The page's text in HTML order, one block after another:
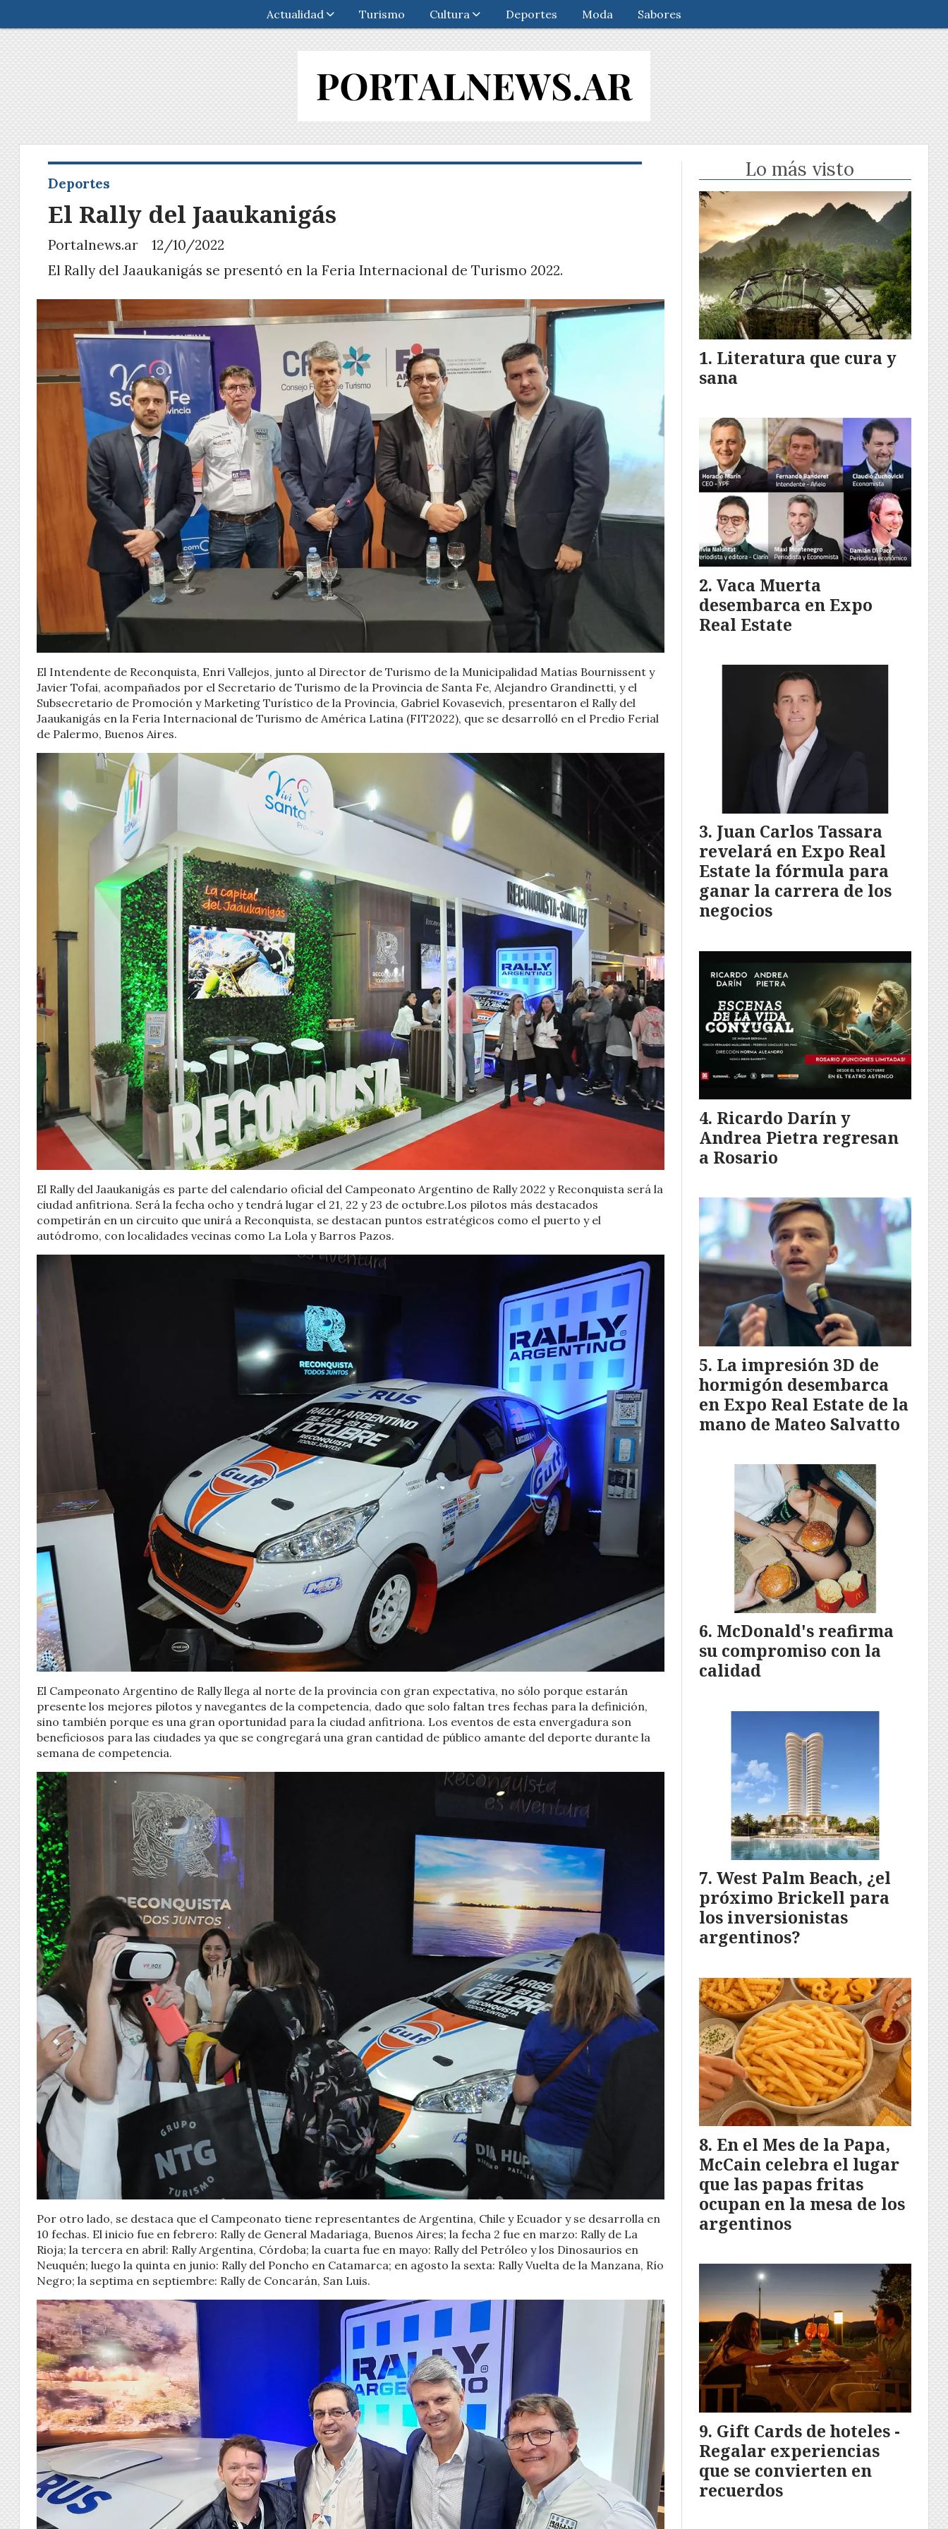
Actualidad Turismo Cultura Deportes Moda Sabores
El Rally del Jaaukanigás
El Rally del Jaaukanigás se presentó en la Feria Internacional de Turismo 2022.
Deportes
12/10/2022
Portalnews.ar
El Intendente de Reconquista, Enri Vallejos, junto al Director de Turismo de la Municipalidad Matías Bournissent y
Javier Tofai, acompañados por el Secretario de Turismo de la Provincia de Santa Fe, Alejandro Grandinetti, y el
Subsecretario de Promoción y Marketing Turístico de la Provincia, Gabriel Kovasevich, presentaron el Rally del
Jaaukanigás en la Feria Internacional de Turismo de América Latina (FIT2022), que se desarrolló en el Predio Ferial
de Palermo, Buenos Aires.
El Rally del Jaaukanigás es parte del calendario oficial del Campeonato Argentino de Rally 2022 y Reconquista será la
ciudad anfitriona. Será la fecha ocho y tendrá lugar el 21, 22 y 23 de octubre.Los pilotos más destacados
competirán en un circuito que unirá a Reconquista, se destacan puntos estratégicos como el puerto y el
autódromo, con localidades vecinas como La Lola y Barros Pazos.
El Campeonato Argentino de Rally llega al norte de la provincia con gran expectativa, no sólo porque estarán
presente los mejores pilotos y navegantes de la competencia, dado que solo faltan tres fechas para la definición,
sino también porque es una gran oportunidad para la ciudad anfitriona. Los eventos de esta envergadura son
beneficiosos para las ciudades ya que se congregará una gran cantidad de público amante del deporte durante la
semana de competencia.
Por otro lado, se destaca que el Campeonato tiene representantes de Argentina, Chile y Ecuador y se desarrolla en
10 fechas. El inicio fue en febrero: Rally de General Madariaga, Buenos Aires; la fecha 2 fue en marzo: Rally de La
Rioja; la tercera en abril: Rally Argentina, Córdoba; la cuarta fue en mayo: Rally del Petróleo y los Dinosaurios en
Neuquén; luego la quinta en junio: Rally del Poncho en Catamarca; en agosto la sexta: Rally Vuelta de la Manzana, Río
Negro; la septima en septiembre: Rally de Concarán, San Luis.
Lo más visto
Literatura que cura y
sana
Vaca Muerta
desembarca en Expo
Real Estate
Juan Carlos Tassara
revelará en Expo Real
Estate la fórmula para
ganar la carrera de los
negocios
Ricardo Darín y
Andrea Pietra regresan
a Rosario
La impresión 3D de
hormigón desembarca
en Expo Real Estate de la
mano de Mateo Salvatto
McDonald's reafirma
su compromiso con la
calidad
West Palm Beach, ¿el
próximo Brickell para
los inversionistas
argentinos?
En el Mes de la Papa,
McCain celebra el lugar
que las papas fritas
ocupan en la mesa de los
argentinos
Gift Cards de hoteles -
Regalar experiencias
que se convierten en
recuerdos